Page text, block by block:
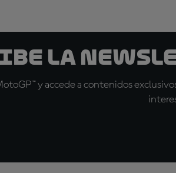
la
y accede a contenidos